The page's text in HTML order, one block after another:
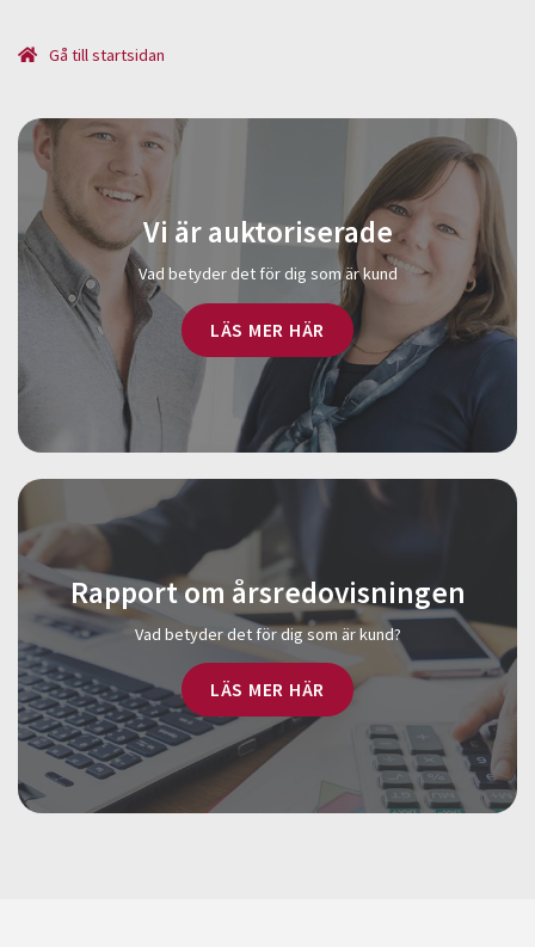
Gå till startsidan
Vi är auktoriserade
Vad betyder det för dig som är kund
LÄS MER HÄR
Rapport om årsredovisningen
Vad betyder det för dig som är kund?
LÄS MER HÄR